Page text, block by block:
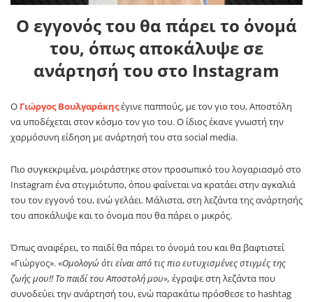
Ο εγγονός του θα πάρει το όνομά
του, όπως αποκάλυψε σε
ανάρτησή του στο Instagram
O Γιώργος Βουλγαράκηςέγινε παππούς, με τον γιο του, Αποστόλη
να υποδέχεται στον κόσμο τον γιο του. Ο ίδιος έκανε γνωστή την
χαρμόσυνη είδηση με ανάρτησή του στα social media.
Πιο συγκεκριμένα, μοιράστηκε στον προσωπικό του λογαριασμό στο
Ιnstagram ένα στιγμιότυπο, όπου φαίνεται να κρατάει στην αγκαλιά
του τον εγγονό του, ενώ γελάει. Μάλιστα, στη λεζάντα της ανάρτησής
του αποκάλυψε και το όνομα που θα πάρει ο μικρός.
Όπως αναφέρει, το παιδί θα πάρει το όνομά του και θα βαφτιστεί
«Γιώργος». «Ομολογώ ότι είναι από τις πιο ευτυχισμένες στιγμές της
ζωής μου!! Το παιδί του Αποστολή μου», έγραψε στη λεζάντα που
συνοδεύει την ανάρτησή του, ενώ παρακάτω πρόσθεσε το hashtag